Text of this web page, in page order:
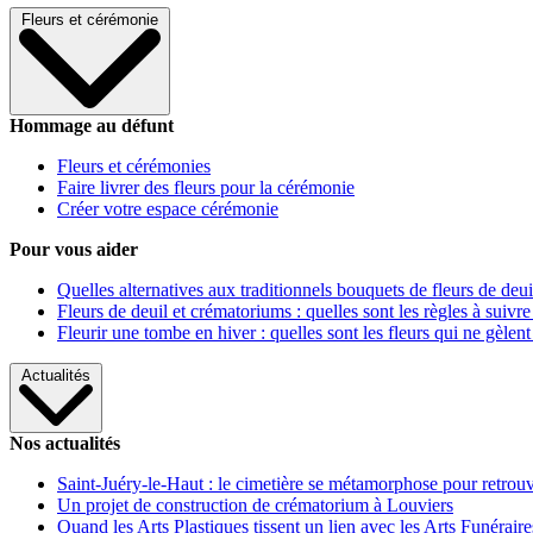
Fleurs et cérémonie
Hommage au défunt
Fleurs et cérémonies
Faire livrer des fleurs pour la cérémonie
Créer votre espace cérémonie
Pour vous aider
Quelles alternatives aux traditionnels bouquets de fleurs de
Fleurs de deuil et crématoriums : quelles sont les règles à
Fleurir une tombe en hiver : quelles sont les fleurs qui ne gèlent
Actualités
Nos actualités
Saint-Juéry-le-Haut : le cimetière se métamorphose pour
Un projet de construction de crématorium à Louviers
Quand les Arts Plastiques tissent un lien avec les Arts